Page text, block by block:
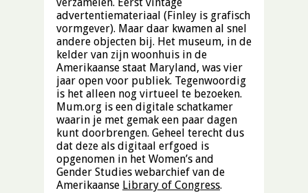
advertentiemateriaal (Finley is grafisch
vormgever). Maar daar kwamen al snel
andere objecten bij. Het museum, in de
kelder van zijn woonhuis in de
Amerikaanse staat Maryland, was vier
jaar open voor publiek. Tegenwoordig
is het alleen nog virtueel te bezoeken.
Mum.org is een digitale schatkamer
waarin je met gemak een paar dagen
kunt doorbrengen. Geheel terecht dus
dat deze als digitaal erfgoed is
opgenomen in het Women’s and
Gender Studies webarchief van de
Amerikaanse Library of Congress.